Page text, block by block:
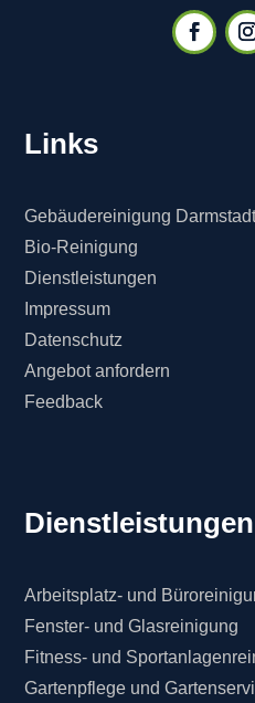
Links
Gebäudereinigung
Bio-Reinigung
Dienstleistungen
Impressum
Datenschutz
Angebot anfordern
Feedback
Dienstleistungen
Arbeitsplatz- und
Fenster- und Glasreinigung
Fitness- und
Gartenpflege und